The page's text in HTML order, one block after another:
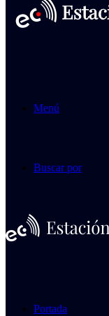
Menú
Buscar por
Portada